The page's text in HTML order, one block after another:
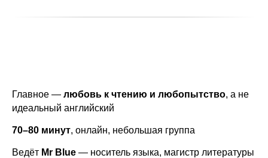
Главное — любовь к чтению и любопытство, а не
идеальный английский
70–80 минут, онлайн, небольшая группа
Ведёт Mr Blue — носитель языка, магистр литературы